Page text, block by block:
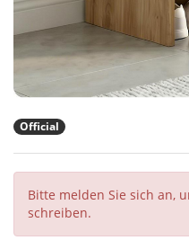
Official
Bitte melden Sie sich an,
schreiben.